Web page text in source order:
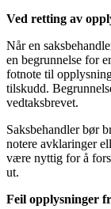
Ved retting av
Når en
en begrunnelse for
fotnote til
tilskudd.
vedtaksbrevet.
Saksbehandler bør
notere avklaringer
være nyttig for å
ut.
Feil opplysninger